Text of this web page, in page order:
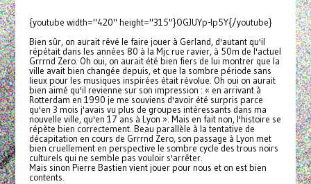
{youtube width="420" height="315"}OGJUYp-lp5Y{/youtube}
Bien sûr, on aurait rêvé le faire jouer à Gerland, d'autant qu'il
répétait dans les années 80 à la Mjc rue ravier, à 50m de l'actuel
Grrrnd Zero. Oh oui, on aurait été bien fiers de lui montrer que la
ville avait bien changée depuis, et que la sombre période sans
lieux pour les musiques inspirées était révolue. Oh oui on aurait
bien aimé qu'il revienne sur son impression : « en arrivant à
Rotterdam en 1990 je me souviens d'avoir été surpris parce
qu'en 3 mois j'avais vu plus de groupes intéressants dans ma
nouvelle ville, qu'en 17 ans à Lyon ». Mais en fait non, l'histoire se
répète bien correctement. Beau parallèle à la tentative de
décapitation en cours de Grrrnd Zero, son passage à Lyon met
bien cruellement en perspective le sombre cycle des trous noirs
culturels qui ne semble pas vouloir s'arrêter.
Mais sinon Pierre Bastien vient jouer pour nous et on est bien
contents.